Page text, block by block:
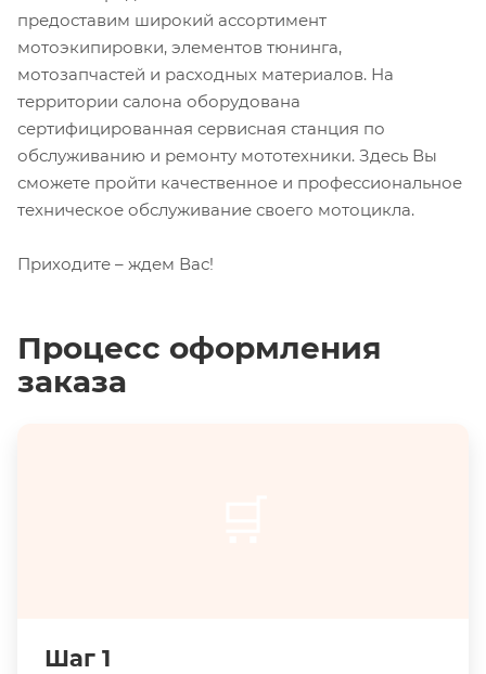
предоставим широкий ассортимент
мотоэкипировки, элементов тюнинга,
мотозапчастей и расходных материалов. На
территории салона оборудована
сертифицированная сервисная станция по
обслуживанию и ремонту мототехники. Здесь Вы
сможете пройти качественное и профессиональное
техническое обслуживание своего мотоцикла.
Приходите – ждем Вас!
Процесс оформления
заказа
Шаг 1